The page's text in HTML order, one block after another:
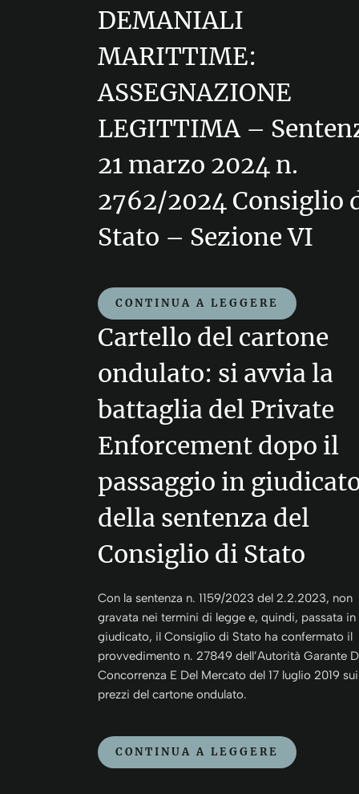
DEMANIALI
MARITTIME:
ASSEGNAZIONE
LEGITTIMA –
21 marzo 2024 n.
2762/2024 Consiglio
Stato – Sezione VI
CONTINUA A LEGGERE
Cartello del cartone
ondulato: si avvia la
battaglia del Private
Enforcement dopo il
passaggio in
della sentenza del
Consiglio di Stato
Con la sentenza n. 1159/2023 del 2.2.2023, non
gravata nei termini di legge e, quindi, passata in
giudicato, il Consiglio di Stato ha confermato il
provvedimento n. 27849 dell’Autorità Garante
Concorrenza E Del Mercato del 17 luglio 2019 sui
prezzi del cartone ondulato.
CONTINUA A LEGGERE